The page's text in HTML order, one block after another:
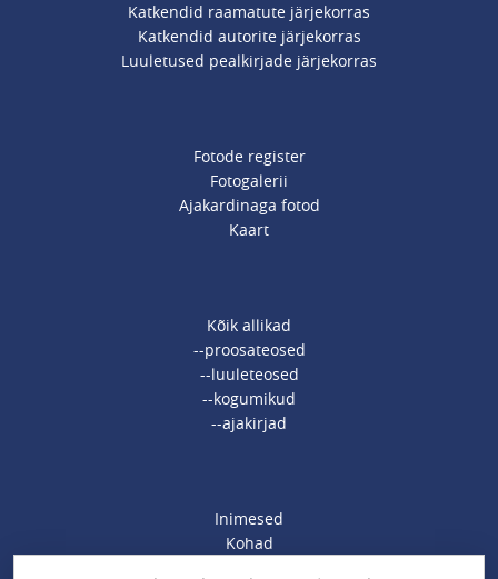
Katkendid raamatute järjekorras
Katkendid autorite järjekorras
Luuletused pealkirjade järjekorras
Fotode register
Fotogalerii
Ajakardinaga fotod
Kaart
Kõik allikad
--proosateosed
--luuleteosed
--kogumikud
--ajakirjad
Inimesed
Kohad